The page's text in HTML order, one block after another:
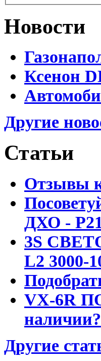
Новости
Ксенон
Другие
Статьи
Отзывы
ДХО -
3S
L2 3000-
VX-6R
наличии?
Другие